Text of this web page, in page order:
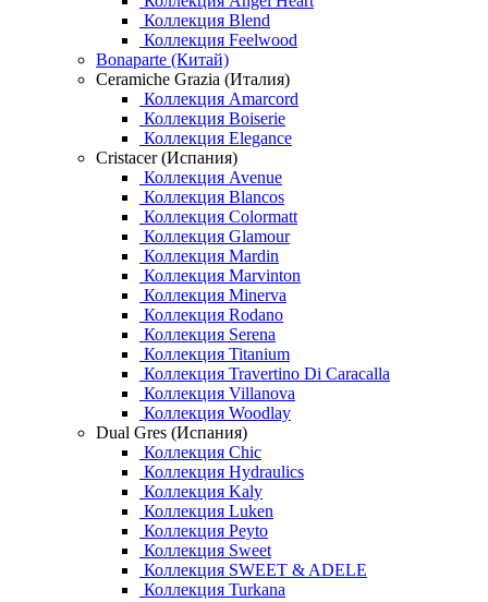
Коллекция Blend
Коллекция Feelwood
Bonaparte (Китай)
Ceramiche Grazia (Италия)
Коллекция Amarcord
Коллекция Boiserie
Коллекция Elegance
Cristacer (Испания)
Коллекция Avenue
Коллекция Blancos
Коллекция Colormatt
Коллекция Glamour
Коллекция Mardin
Коллекция Marvinton
Коллекция Minerva
Коллекция Rodano
Коллекция Serena
Коллекция Titanium
Коллекция Travertino Di Caracalla
Коллекция Villanova
Коллекция Woodlay
Dual Gres (Испания)
Коллекция Chic
Коллекция Hydraulics
Коллекция Kaly
Коллекция Luken
Коллекция Peyto
Коллекция Sweet
Коллекция SWEET & ADELE
Коллекция Turkana